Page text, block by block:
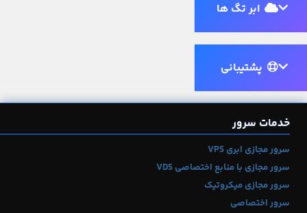
ابر تگ ها
پشتیبانی
خدمات سرور
سرور مجازی ابری VPS
سرور مجازی با منابع اختصاصی VDS
سرور مجازی میکروتیک
سرور اختصاصی